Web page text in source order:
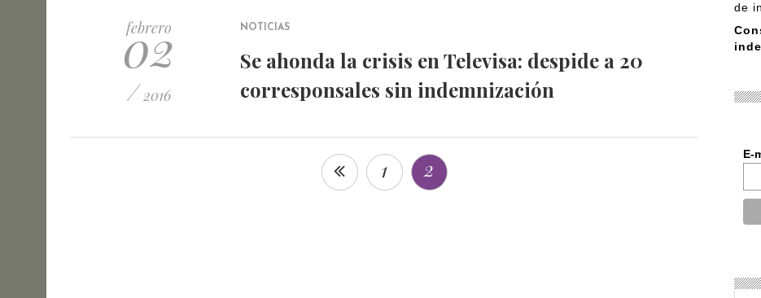
febrero
02
/ 2016
NOTICIAS
Se ahonda la crisis en Televisa: despide a 20
corresponsales sin indemnización
1 2
de
E-